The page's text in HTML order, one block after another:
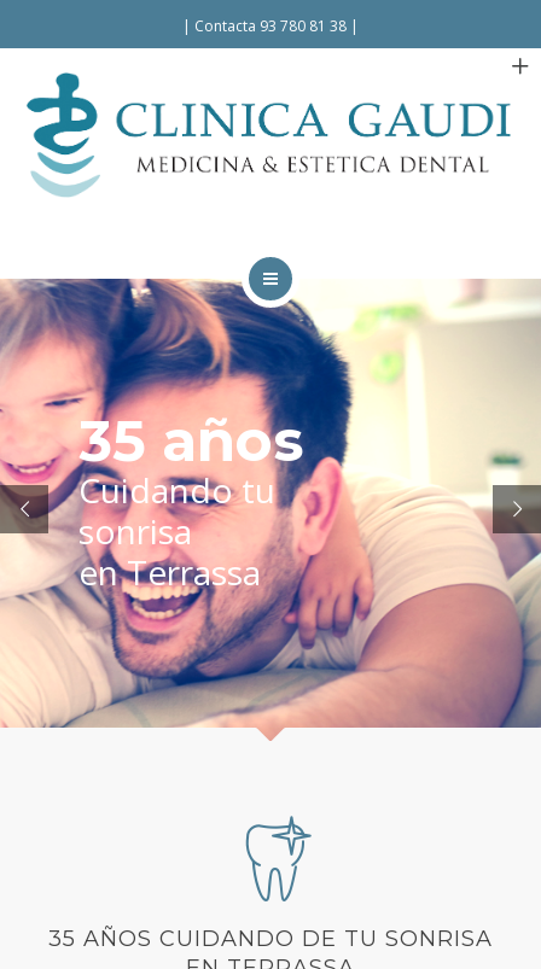
| Contacta 93 780 81 38 |
INICIO
LA CLÍNICA
TRATAMIENTOS
FACILIDADES
BLOG
CONTACTO
35 años
Cuidando tu
sonrisa
en Terrassa
35 AÑOS CUIDANDO DE TU SONRISA